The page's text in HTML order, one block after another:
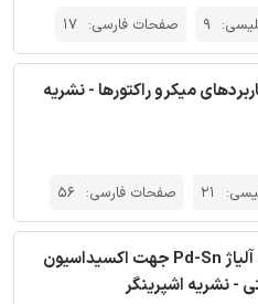
9 صفحات فارسی: 17
میکرو راکتورها - نشریه
21 صفحات فارسی: 56
ترجمه مقاله نانوذرات آلیاژ Pd-Sn جهت اکسیداسیون
- نشریه اشپرینگر